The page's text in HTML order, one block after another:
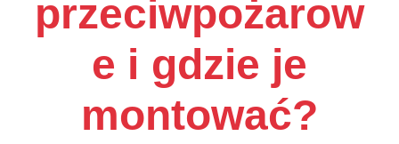
przeciwpożarow
e i gdzie je
montować?